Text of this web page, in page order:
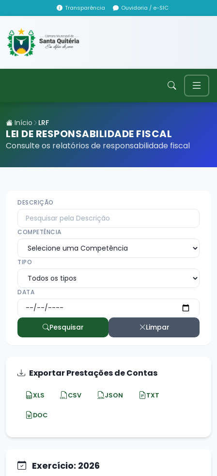
Transparência Ouvidoria / e-SIC
Início LRF
LEI DE RESPONSABILIDADE FISCAL
Consulte os relatórios de responsabilidade fiscal
DESCRIÇÃO
COMPETÊNCIA
TIPO
DATA
Pesquisar Limpar
Exportar Prestações de Contas
XLS CSV JSON TXT
DOC
Exercício: 2026